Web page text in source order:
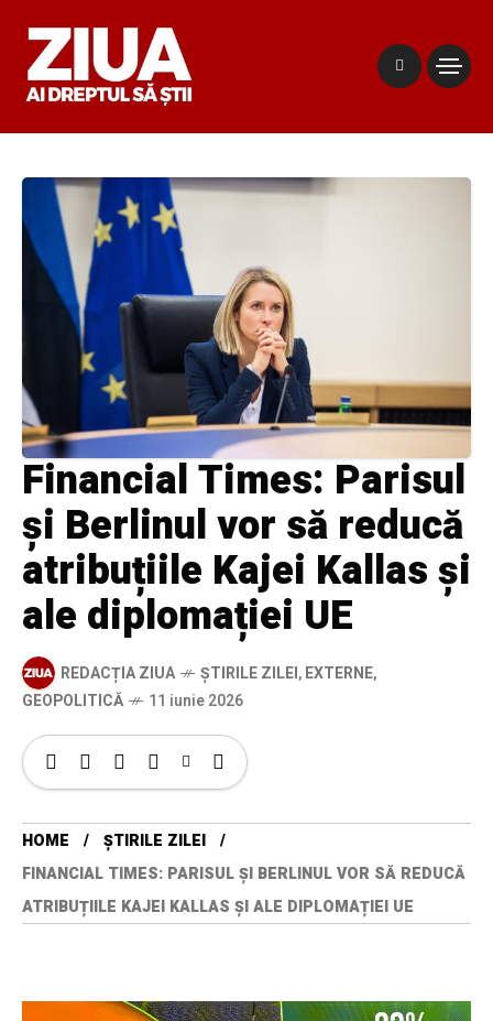
Financial Times: Parisul
și Berlinul vor să reducă
atribuțiile Kajei Kallas și
ale diplomației UE
REDACȚIA ZIUA ȘTIRILE ZILEI,EXTERNE,
GEOPOLITICĂ
11 iunie 2026
HOME
ȘTIRILE ZILEI
FINANCIAL TIMES: PARISUL ȘI BERLINUL VOR SĂ REDUCĂ
ATRIBUȚIILE KAJEI KALLAS ȘI ALE DIPLOMAȚIEI UE